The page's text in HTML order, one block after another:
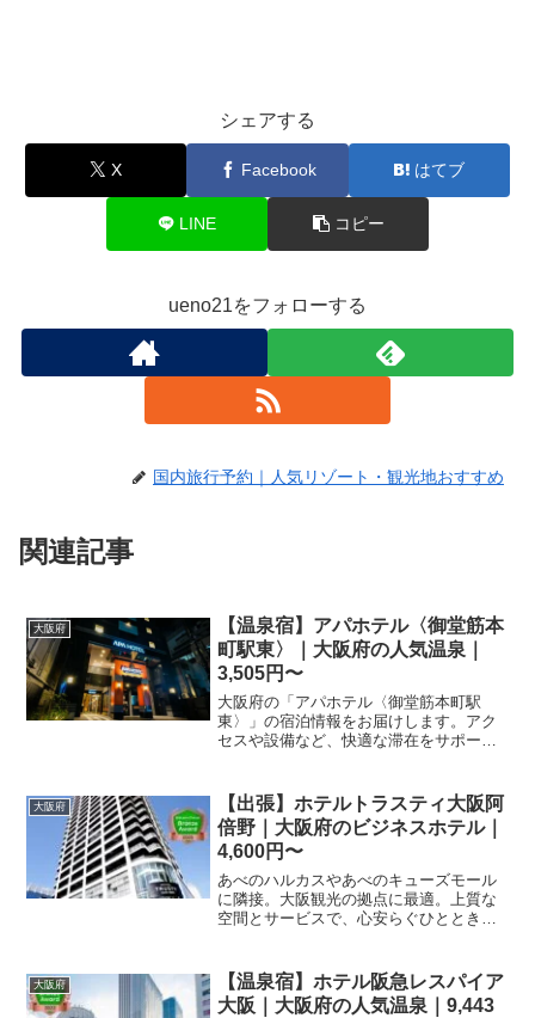
シェアする
X Facebook はてブ
LINE コピー
ueno21をフォローする
国内旅行予約｜人気リゾート・観光地おすすめ
関連記事
大阪府
【温泉宿】アパホテル〈御堂筋本
町駅東〉｜大阪府の人気温泉｜
3,505円〜
大阪府の「アパホテル〈御堂筋本町駅
東〉」の宿泊情報をお届けします。アク
セスや設備など、快適な滞在をサポート
適な当ホテルの予約はぜひこちらから。
大阪府
【出張】ホテルトラスティ大阪阿
倍野｜大阪府のビジネスホテル｜
4,600円〜
あべのハルカスやあべのキューズモール
に隣接。大阪観光の拠点に最適。上質な
空間とサービスで、心安らぐひとときを
大阪府
【温泉宿】ホテル阪急レスパイア
大阪｜大阪府の人気温泉｜9,443